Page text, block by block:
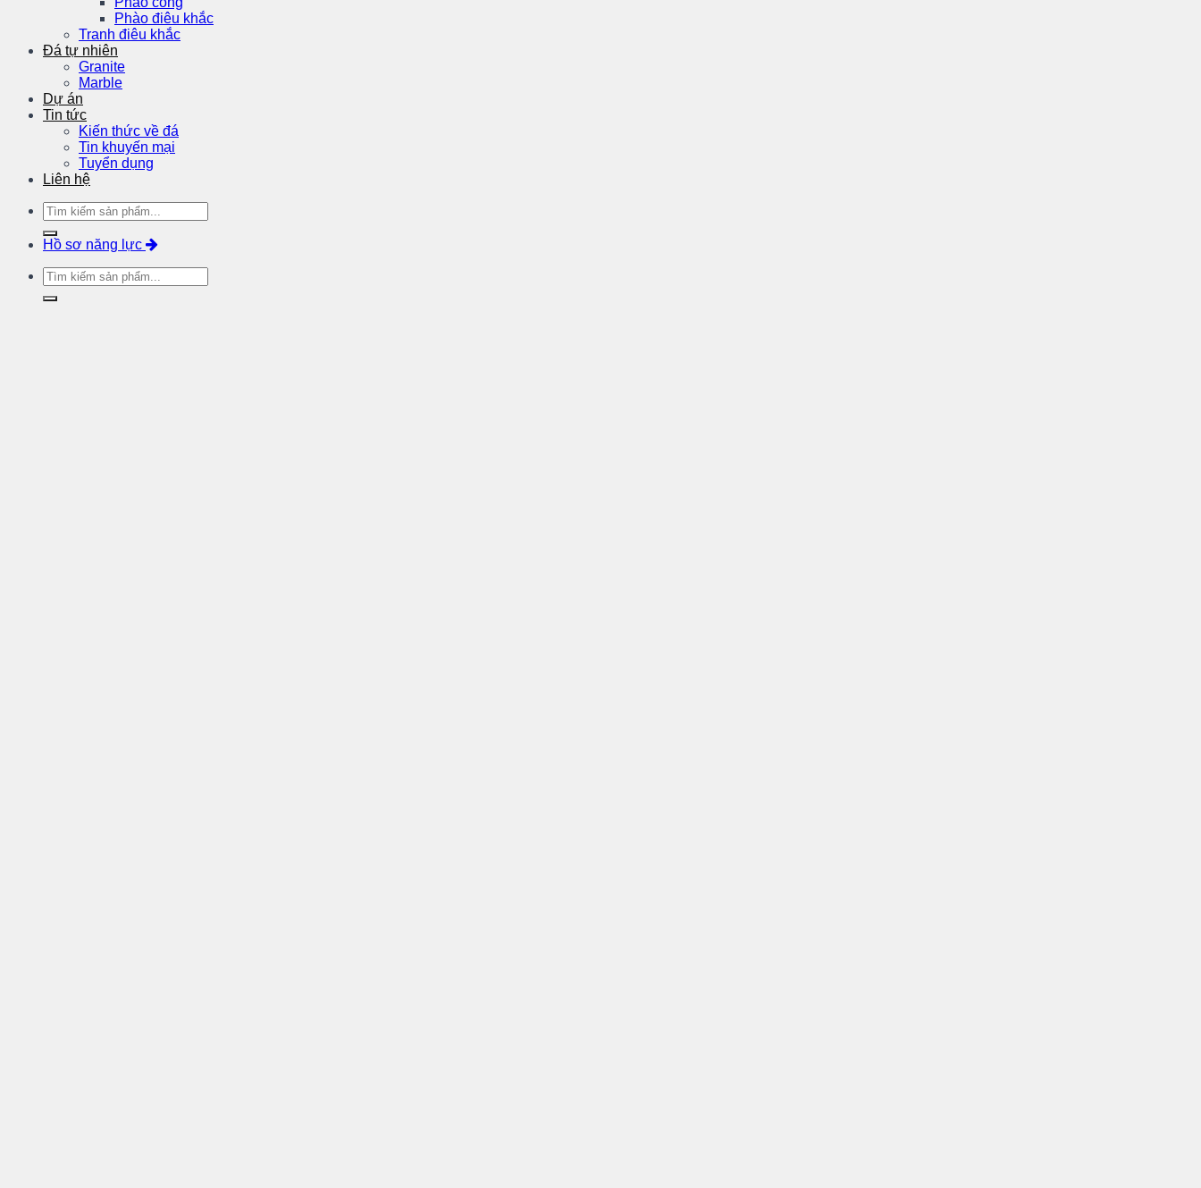
Phào điêu khắc
Tranh điêu khắc
Đá tự nhiên
Granite
Marble
Dự án
Tin tức
Kiến thức về đá
Tin khuyến mại
Tuyển dụng
Liên hệ
Hồ sơ năng lực